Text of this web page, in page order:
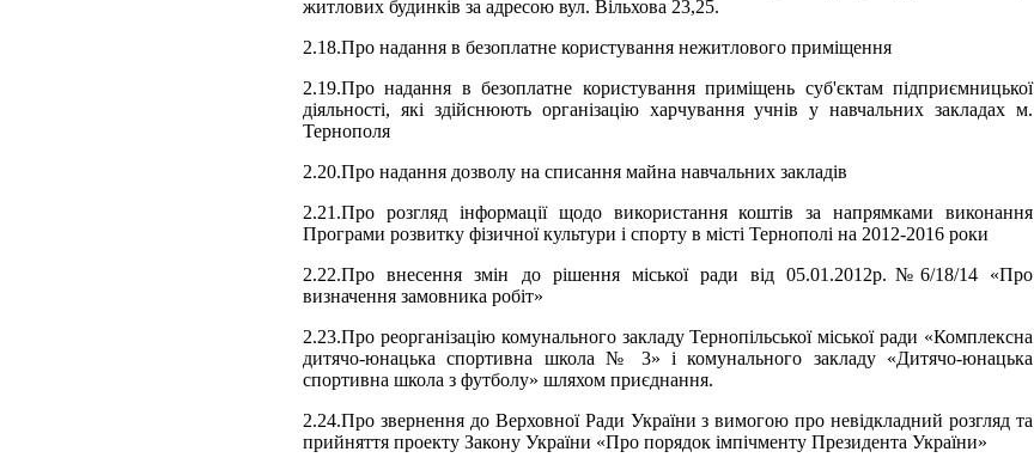
житлових будинків за адресою вул. Вільхова 23,25.
2.18.Про надання в безоплатне користування нежитлового приміщення
2.19.Про надання в безоплатне користування приміщень суб'єктам підприємницької
діяльності, які здійснюють організацію харчування учнів у навчальних закладах м.
Тернополя
2.20.Про надання дозволу на списання майна навчальних закладів
2.21.Про розгляд інформації щодо використання коштів за напрямками виконання
Програми розвитку фізичної культури і спорту в місті Тернополі на 2012-2016 роки
2.22.Про внесення змін до рішення міської ради від 05.01.2012р.№6/18/14 «Про
визначення замовника робіт»
2.23.Про реорганізацію комунального закладу Тернопільської міської ради «Комплексна
дитячо-юнацька спортивна школа № 3» і комунального закладу «Дитячо-юнацька
спортивна школа з футболу» шляхом приєднання.
2.24.Про звернення до Верховної Ради України з вимогою про невідкладний розгляд та
прийняття проекту Закону України «Про порядок імпічменту Президента України»